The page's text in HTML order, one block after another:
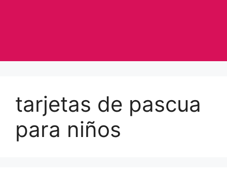
tarjetas de pascua
para niños